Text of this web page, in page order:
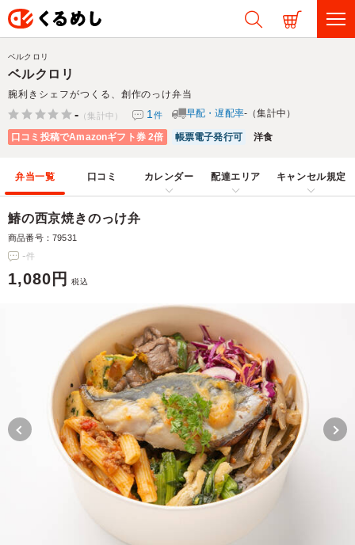
ベルクロリ
腕利きシェフがつくる、創作のっけ弁当
ベルクロリ
- （集計中） 1 件 早配・遅配率-（集計中）
口コミ投稿でAmazonギフト券 2倍 帳票電子発行可 洋食
弁当一覧 口コミ カレンダー 配達エリア キャンセル規定
鰆の西京焼きのっけ弁
商品番号：79531
-件
1,080円 税込